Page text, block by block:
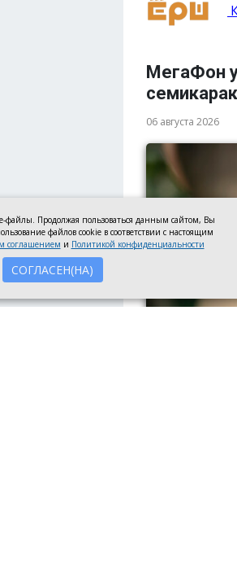
МегаФон
06 августа 2026
файлы. Продолжая пользоваться данным сайтом, Вы
файлов cookie в соответствии с настоящим
соглашением и Политикой конфиденциальности
СОГЛАСЕН(НА)